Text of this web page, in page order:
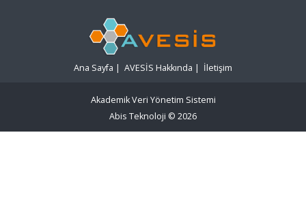
Ana Sayfa | AVESİS Hakkında | İletişim
Akademik Veri Yönetim Sistemi
Abis Teknoloji © 2026